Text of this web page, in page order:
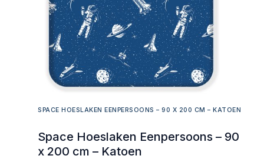
SPACE HOESLAKEN EENPERSOONS – 90 X 200 CM – KATOEN
Space Hoeslaken Eenpersoons – 90
x 200 cm – Katoen